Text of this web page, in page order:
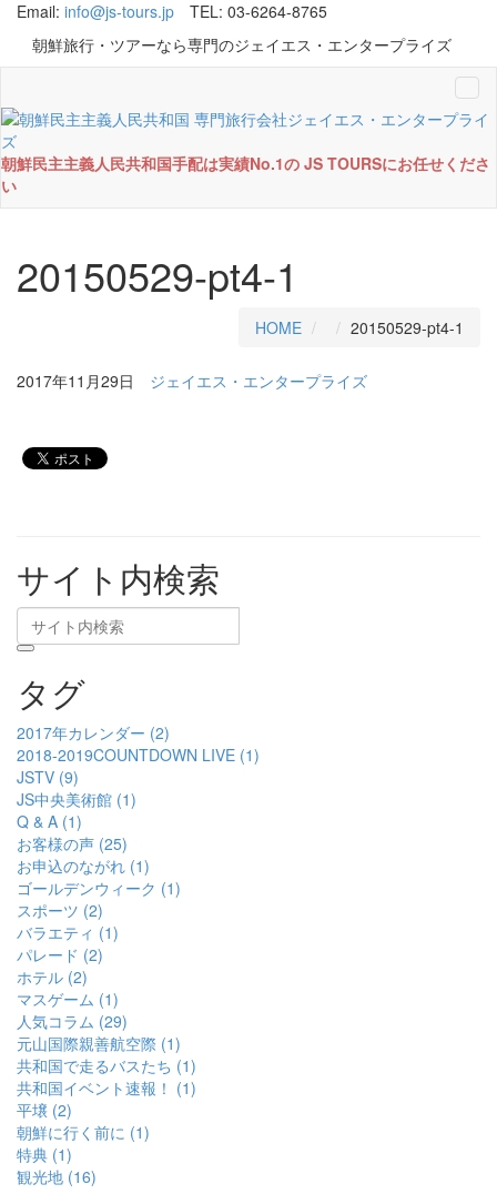
Email: info@js-tours.jp
TEL: 03-6264-8765
朝鮮旅行・ツアーなら専門のジェイエス・エンタープライズ
朝鮮民主主義人民共和国手配は実績No.1の JS TOURSにお任せくださ
い
20150529-pt4-1
HOME 20150529-pt4-1
2017年11月29日 ジェイエス・エンタープライズ
サイト内検索
タグ
2017年カレンダー (2)
2018-2019COUNTDOWN LIVE (1)
JSTV (9)
JS中央美術館 (1)
Q & A (1)
お客様の声 (25)
お申込のながれ (1)
ゴールデンウィーク (1)
スポーツ (2)
バラエティ (1)
パレード (2)
ホテル (2)
マスゲーム (1)
人気コラム (29)
元山国際親善航空際 (1)
共和国で走るバスたち (1)
共和国イベント速報！ (1)
平壌 (2)
朝鮮に行く前に (1)
特典 (1)
観光地 (16)